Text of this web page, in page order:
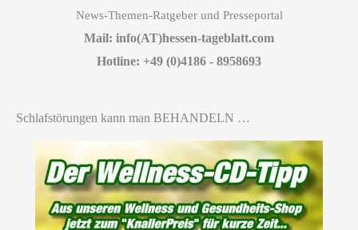
News-Themen-Ratgeber und Presseportal
Mail: info(AT)hessen-tageblatt.com
Hotline: +49 (0)4186 - 8958693
Schlafstörungen kann man BEHANDELN …